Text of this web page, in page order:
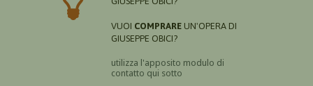
VUOI COMPRARE UN'OPERA DI
GIUSEPPE OBICI?
utilizza l'apposito modulo di
contatto qui sotto